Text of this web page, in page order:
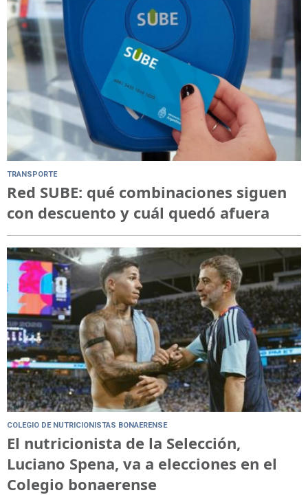
TRANSPORTE
Red SUBE: qué combinaciones siguen
con descuento y cuál quedó afuera
COLEGIO DE NUTRICIONISTAS BONAERENSE
El nutricionista de la Selección,
Luciano Spena, va a elecciones en el
Colegio bonaerense